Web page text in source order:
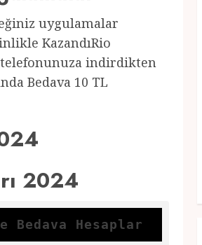
uygulamalar
KazandıRio
telefonunuza indirdikten
Bedava 10 TL
4
2024
Bedava Hesaplar